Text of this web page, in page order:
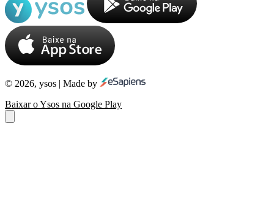
© 2026, ysos | Made by
Baixar o Ysos na Google Play